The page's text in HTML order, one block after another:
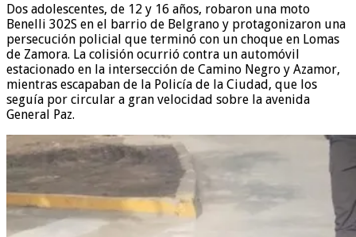
Dos adolescentes, de 12 y 16 años, robaron una moto
Benelli 302S en el barrio de Belgrano y protagonizaron una
persecución policial que terminó con un choque en Lomas
de Zamora. La colisión ocurrió contra un automóvil
estacionado en la intersección de Camino Negro y Azamor,
mientras escapaban de la Policía de la Ciudad, que los
seguía por circular a gran velocidad sobre la avenida
General Paz.